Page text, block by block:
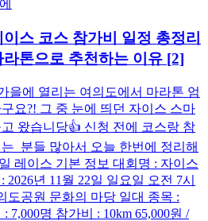
스 코스 참가비 일정 총정리
톤으로 추천하는 이유 [2]
을에 열리는 여의도에서 마라톤 엄
요?! 그 중 눈에 띄던 자이스 스마
왔습니당👍 신청 전에 코스랑 참
분들 많아서 오늘 한번에 정리해
레이스 기본 정보 대회명 : 자이스
년 11월 22일 일요일 오전 7시
도공원 문화의 마당 일대 종목 :
7,000명 참가비 : 10km 65,000원 /